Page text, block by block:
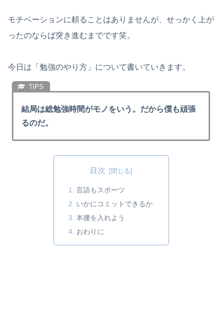
モチベーションに頼ることはありませんが、せっかく上が
ったのならば突き進むまでです笑。
今日は「勉強のやり方」について書いていきます。
結局は総勉強時間がモノをいう。だから僕も頑張
るのだ。
目次
言語もスポーツ
いかにコミットできるか
本腰を入れよう
おわりに